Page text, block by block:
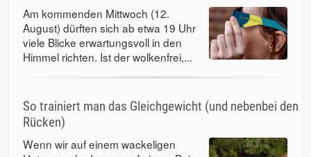
Am kommenden Mittwoch (12.
August) dürften sich ab etwa 19 Uhr
viele Blicke erwartungsvoll in den
Himmel richten. Ist der wolkenfrei,...
So trainiert man das Gleichgewicht (und nebenbei den
Rücken)
Wenn wir auf einem wackeligen